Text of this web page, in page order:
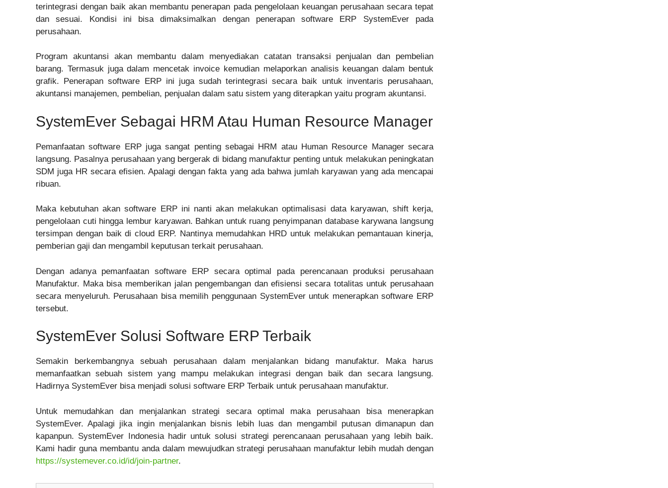
terintegrasi dengan baik akan membantu penerapan pada pengelolaan keuangan perusahaan secara tepat
dan sesuai. Kondisi ini bisa dimaksimalkan dengan penerapan software ERP SystemEver pada
perusahaan.
Program akuntansi akan membantu dalam menyediakan catatan transaksi penjualan dan pembelian
barang. Termasuk juga dalam mencetak invoice kemudian melaporkan analisis keuangan dalam bentuk
grafik. Penerapan software ERP ini juga sudah terintegrasi secara baik untuk inventaris perusahaan,
akuntansi manajemen, pembelian, penjualan dalam satu sistem yang diterapkan yaitu program akuntansi.
SystemEver Sebagai HRM Atau Human Resource Manager
Pemanfaatan software ERP juga sangat penting sebagai HRM atau Human Resource Manager secara
langsung. Pasalnya perusahaan yang bergerak di bidang manufaktur penting untuk melakukan peningkatan
SDM juga HR secara efisien. Apalagi dengan fakta yang ada bahwa jumlah karyawan yang ada mencapai
ribuan.
Maka kebutuhan akan software ERP ini nanti akan melakukan optimalisasi data karyawan, shift kerja,
pengelolaan cuti hingga lembur karyawan. Bahkan untuk ruang penyimpanan database karywana langsung
tersimpan dengan baik di cloud ERP. Nantinya memudahkan HRD untuk melakukan pemantauan kinerja,
pemberian gaji dan mengambil keputusan terkait perusahaan.
Dengan adanya pemanfaatan software ERP secara optimal pada perencanaan produksi perusahaan
Manufaktur. Maka bisa memberikan jalan pengembangan dan efisiensi secara totalitas untuk perusahaan
secara menyeluruh. Perusahaan bisa memilih penggunaan SystemEver untuk menerapkan software ERP
tersebut.
SystemEver Solusi Software ERP Terbaik
Semakin berkembangnya sebuah perusahaan dalam menjalankan bidang manufaktur. Maka harus
memanfaatkan sebuah sistem yang mampu melakukan integrasi dengan baik dan secara langsung.
Hadirnya SystemEver bisa menjadi solusi software ERP Terbaik untuk perusahaan manufaktur.
Untuk memudahkan dan menjalankan strategi secara optimal maka perusahaan bisa menerapkan
SystemEver. Apalagi jika ingin menjalankan bisnis lebih luas dan mengambil putusan dimanapun dan
kapanpun. SystemEver Indonesia hadir untuk solusi strategi perencanaan perusahaan yang lebih baik.
Kami hadir guna membantu anda dalam mewujudkan strategi perusahaan manufaktur lebih mudah dengan
https://systemever.co.id/id/join-partner.